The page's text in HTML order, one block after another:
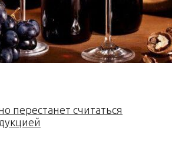
перестанет считаться